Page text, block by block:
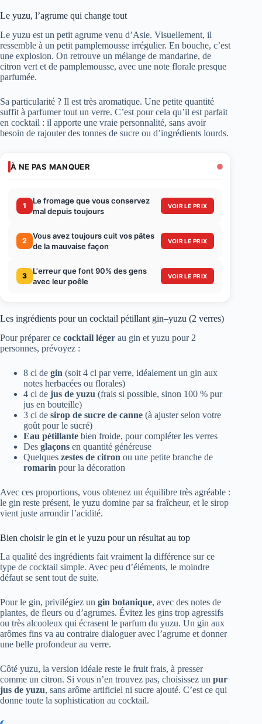
Le yuzu, l’agrume qui change tout
Le yuzu est un petit agrume venu d’Asie. Visuellement, il
ressemble à un petit pamplemousse irrégulier. En bouche, c’est
une explosion. On retrouve un mélange de mandarine, de
citron vert et de pamplemousse, avec une note florale presque
parfumée.
Sa particularité ? Il est très aromatique. Une petite quantité
suffit à parfumer tout un verre. C’est pour cela qu’il est parfait
en cocktail : il apporte une vraie personnalité, sans avoir
besoin de rajouter des tonnes de sucre ou d’ingrédients lourds.
À NE PAS MANQUER
1
Le fromage que vous conservez
mal depuis toujours
VOIR LE PRIX
2
Vous avez toujours cuit vos pâtes
de la mauvaise façon
VOIR LE PRIX
3
L'erreur que font 90% des gens
avec leur poêle
VOIR LE PRIX
Les ingrédients pour un cocktail pétillant gin–yuzu (2 verres)
Pour préparer ce cocktail léger au gin et yuzu pour 2
personnes, prévoyez :
8 cl de gin (soit 4 cl par verre, idéalement un gin aux
notes herbacées ou florales)
4 cl de jus de yuzu (frais si possible, sinon 100 % pur
jus en bouteille)
3 cl de sirop de sucre de canne (à ajuster selon votre
goût pour le sucré)
Eau pétillante bien froide, pour compléter les verres
Des glaçons en quantité généreuse
Quelques zestes de citron ou une petite branche de
romarin pour la décoration
Avec ces proportions, vous obtenez un équilibre très agréable :
le gin reste présent, le yuzu domine par sa fraîcheur, et le sirop
vient juste arrondir l’acidité.
Bien choisir le gin et le yuzu pour un résultat au top
La qualité des ingrédients fait vraiment la différence sur ce
type de cocktail simple. Avec peu d’éléments, le moindre
défaut se sent tout de suite.
Pour le gin, privilégiez un gin botanique, avec des notes de
plantes, de fleurs ou d’agrumes. Évitez les gins trop agressifs
ou très alcooleux qui écrasent le parfum du yuzu. Un gin aux
arômes fins va au contraire dialoguer avec l’agrume et donner
une belle profondeur au verre.
Côté yuzu, la version idéale reste le fruit frais, à presser
comme un citron. Si vous n’en trouvez pas, choisissez un pur
jus de yuzu, sans arôme artificiel ni sucre ajouté. C’est ce qui
donne toute la sophistication au cocktail.